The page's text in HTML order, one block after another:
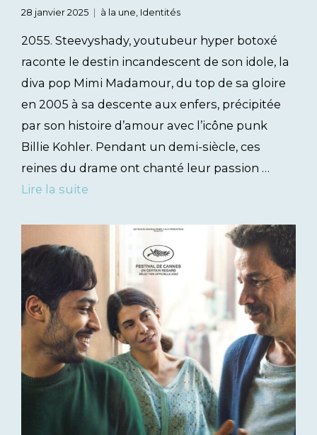
28 janvier 2025 à la une, Identités
2055. Steevyshady, youtubeur hyper botoxé
raconte le destin incandescent de son idole, la
diva pop Mimi Madamour, du top de sa gloire
en 2005 à sa descente aux enfers, précipitée
par son histoire d’amour avec l’icône punk
Billie Kohler. Pendant un demi-siècle, ces
reines du drame ont chanté leur passion …
Lire la suite